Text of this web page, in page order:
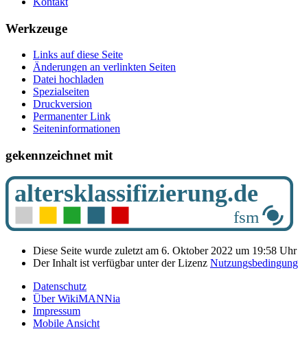
Werkzeuge
Links auf diese Seite
Änderungen an verlinkten Seiten
Datei hochladen
Spezialseiten
Druckversion
Permanenter Link
Seiten­­informationen
gekennzeichnet mit
Diese Seite wurde zuletzt am 6. Oktober 2022 um 19:58 Uhr
Der Inhalt ist verfügbar unter der Lizenz Nutzungsbedingung
Datenschutz
Über WikiMANNia
Impressum
Mobile Ansicht